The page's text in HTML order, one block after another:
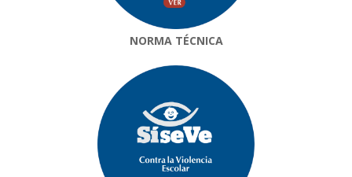
NORMA TÉCNICA